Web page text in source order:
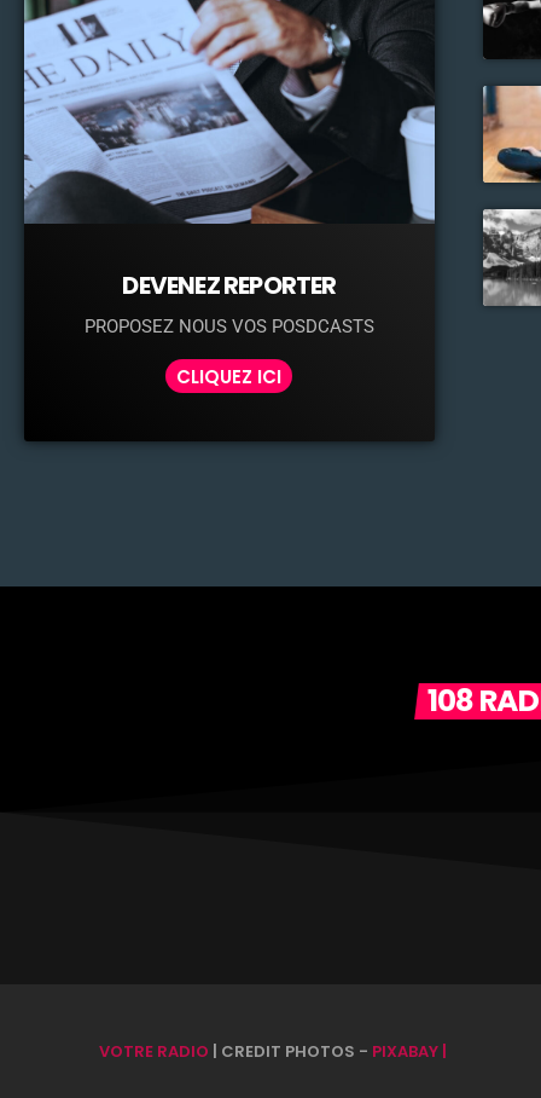
DEVENEZ REPORTER
PROPOSEZ NOUS VOS POSDCASTS
CLIQUEZ ICI
108
VOTRE RADIO | CREDIT PHOTOS - PIXABAY |